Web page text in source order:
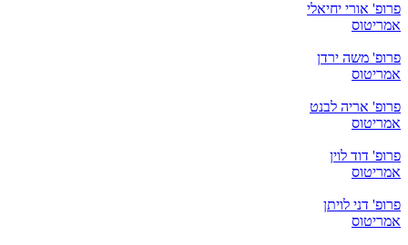
פרופ' אורי יחיאלי
אמריטוס
פרופ' משה ירדן
אמריטוס
פרופ' אריה לבנט
אמריטוס
פרופ' דוד לוין
אמריטוס
פרופ' דני לויתן
אמריטוס